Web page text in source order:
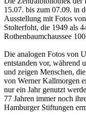
15.07. bis zum 07.09. in
Ausstellung mit Fotos
Stolterfoht, die 1949 als
Rothenbaumchaussee
Die analogen Fotos von
entstanden vor, während
und zeigen Menschen,
von Werner Kallmorgen
nur ein Jahr genutzt
77 Jahren immer noch
Hamburger Stiftungen